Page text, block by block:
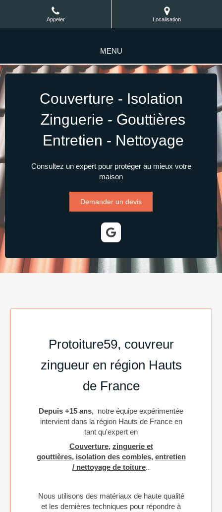
Appeler Localisation
MENU
Couverture - Isolation
Zinguerie - Gouttières
Entretien - Nettoyage
Consultez un expert pour protéger au mieux votre
maison
Demander un devis
Protoiture59, couvreur
zingueur en région Hauts
de France
Depuis +15 ans, notre équipe expérimentée
intervient dans la région Hauts de France en
tant qu'expert en
Couverture, zinguerie et
gouttières, isolation des combles, entretien
/ nettoyage de toiture..
Nous utilisons des matériaux de haute qualité
et les dernières techniques pour répondre à